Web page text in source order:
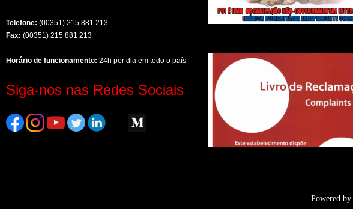
Telefone: (00351) 215 881 213
Fax: (00351) 215 881 213
Horário de funcionamento: 24h por dia em todo o país
Siga-nos nas Redes Sociais
Powered by